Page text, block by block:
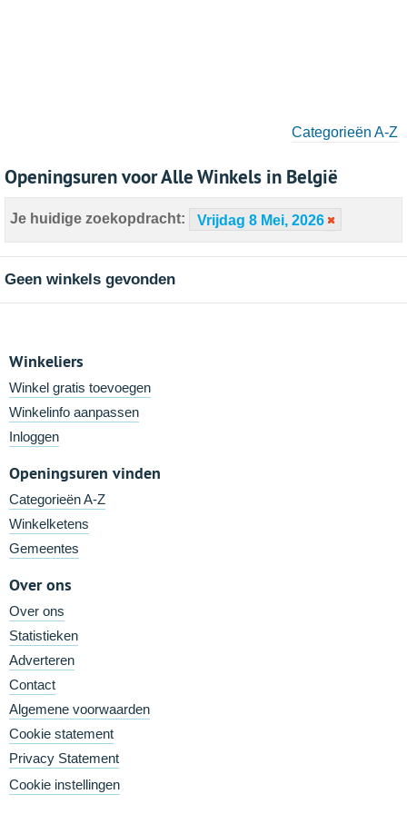
Categorieën A-Z
Openingsuren voor Alle Winkels in België
Je huidige zoekopdracht: Vrijdag 8 Mei, 2026
Geen winkels gevonden
Winkeliers
Winkel gratis toevoegen
Winkelinfo aanpassen
Inloggen
Openingsuren vinden
Categorieën A-Z
Winkelketens
Gemeentes
Over ons
Over ons
Statistieken
Adverteren
Contact
Algemene voorwaarden
Cookie statement
Privacy Statement
Cookie instellingen